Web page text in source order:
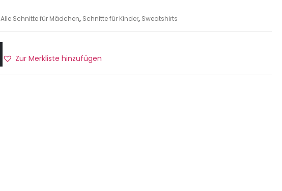
Alle Schnitte für Mädchen, Schnitte für Kinder, Sweatshirts
Zur Merkliste hinzufügen